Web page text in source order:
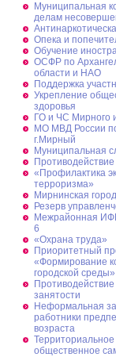
Муниципальная
делам
Опека и
Обучение
ОСФР по
области и НАО
Поддержка
Укрепление
здоровья
ГО и ЧС Мирного
МО МВД России
г.Мирный
Муниципальная
«Профилактика
терроризма»
Мирнинская
Резерв
Межрайонная
6
«Охрана труда»
Приоритетный
«Формирование
городской среды»
занятости
Неформальная
работники
возраста
Территориальное
общественное